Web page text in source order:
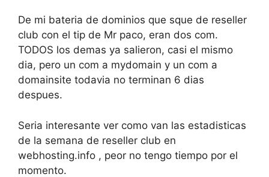
De mi bateria de dominios que sque de reseller
club con el tip de Mr paco, eran dos com.
TODOS los demas ya salieron, casi el mismo
dia, pero un com a mydomain y un com a
domainsite todavia no terminan 6 dias
despues.
Seria interesante ver como van las estadisticas
de la semana de reseller club en
webhosting.info , peor no tengo tiempo por el
momento.